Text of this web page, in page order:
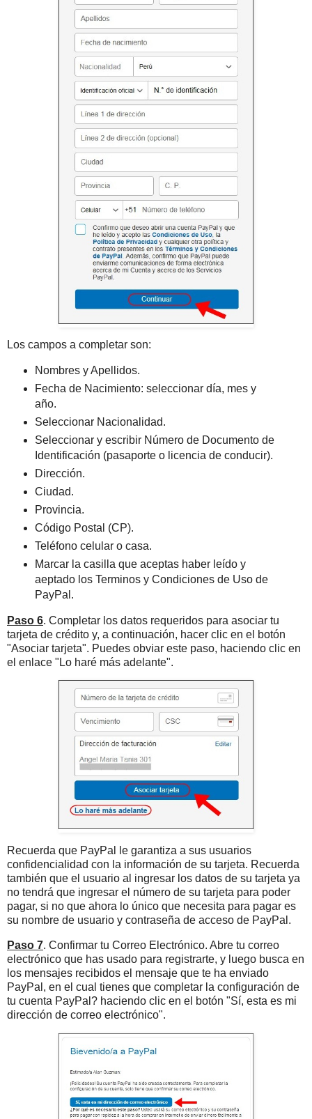
Los campos a completar son:
Nombres y Apellidos.
Fecha de Nacimiento: seleccionar día, mes y
año.
Seleccionar Nacionalidad.
Seleccionar y escribir Número de Documento de
Identificación (pasaporte o licencia de conducir).
Dirección.
Ciudad.
Provincia.
Código Postal (CP).
Teléfono celular o casa.
Marcar la casilla que aceptas haber leído y
aeptado los Terminos y Condiciones de Uso de
PayPal.
Paso 6. Completar los datos requeridos para asociar tu
tarjeta de crédito y, a continuación, hacer clic en el botón
"Asociar tarjeta". Puedes obviar este paso, haciendo clic en
el enlace "Lo haré más adelante".
Recuerda que PayPal le garantiza a sus usuarios
confidencialidad con la información de su tarjeta. Recuerda
también que el usuario al ingresar los datos de su tarjeta ya
no tendrá que ingresar el número de su tarjeta para poder
pagar, si no que ahora lo único que necesita para pagar es
su nombre de usuario y contraseña de acceso de PayPal.
Paso 7. Confirmar tu Correo Electrónico. Abre tu correo
electrónico que has usado para registrarte, y luego busca en
los mensajes recibidos el mensaje que te ha enviado
PayPal, en el cual tienes que completar la configuración de
tu cuenta PayPal? haciendo clic en el botón "Sí, esta es mi
dirección de correo electrónico".